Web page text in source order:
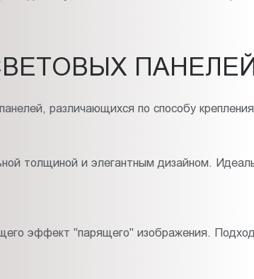
различающихся по способу
толщиной и элегантным дизайном.
эффект "парящего" изображения.